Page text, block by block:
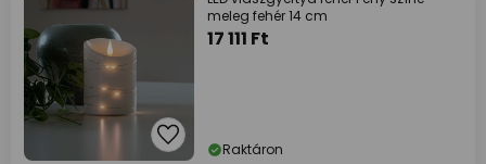
meleg fehér 14 cm
17 111 Ft
Raktáron